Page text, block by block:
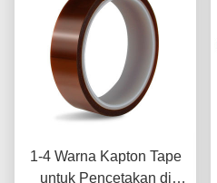
1-4 Warna Kapton Tape
untuk Pencetakan di